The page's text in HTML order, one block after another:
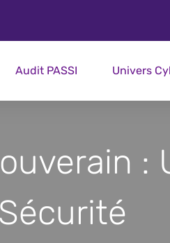
Audit PASSI Univers
: